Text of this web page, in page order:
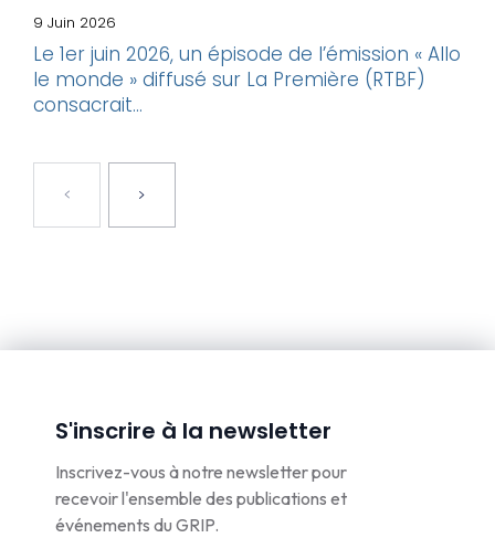
9 Juin 2026
Le 1er juin 2026, un épisode de l’émission « Allo
le monde » diffusé sur La Première (RTBF)
consacrait...
S'inscrire à la newsletter
Inscrivez-vous à notre newsletter pour
recevoir l'ensemble des publications et
événements du GRIP.